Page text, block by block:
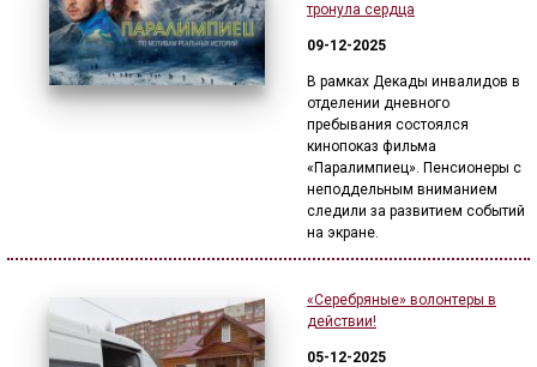
тронула сердца
09-12-2025
В рамках Декады инвалидов в
отделении дневного
пребывания состоялся
кинопоказ фильма
«Паралимпиец». Пенсионеры с
неподдельным вниманием
следили за развитием событий
на экране.
«Серебряные» волонтеры в
действии!
05-12-2025